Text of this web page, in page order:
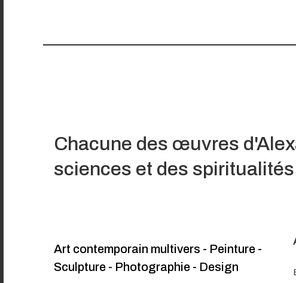
Chacune des œuvres
sciences et des
Art contemporain multivers - Peinture -
Sculpture - Photographie - Design